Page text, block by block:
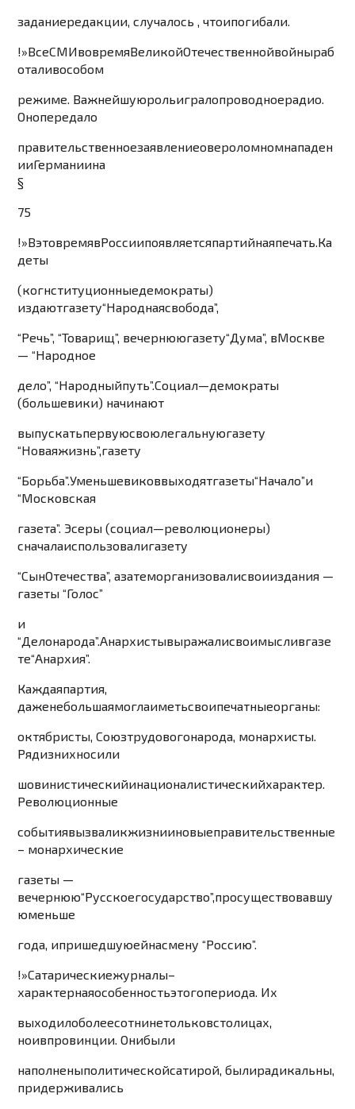
заданиередакции,случалось,чтоипогибали.
!»ВсеСМИвовремяВеликойОтечественнойвойныраб
оталивособом
режиме. Важнейшуюрольигралопроводноерадио.
Онопередало
правительственноезаявлениеовероломномнападен
ииГерманиина
§
75
!»ВэтовремявРоссиипоявляетсяпартийнаяпечать.Ка
деты
(когнституционныедемократы)
издаютгазету“Народнаясвобода”,
“Речь”, “Товарищ”, вечернююгазету“Дума”, вМоскве
—“Народное
дело”, “Народныйпуть”.Социал—демократы
(большевики) начинают
выпускатьпервуюсвоюлегальнуюгазету
“Новаяжизнь”,газету
“Борьба”.Уменьшевиковвыходятгазеты“Начало”и
“Московская
газета”. Эсеры (социал—революционеры)
сначалаиспользовалигазету
“СынОтечества”,азатеморганизовалисвоииздания —
газеты “Голос”
и
“Делонарода”.Анархистывыражалисвоимысливгазе
те“Анархия”.
Каждаяпартия,
даженебольшаямоглаиметьсвоипечатныеорганы:
октябристы,Союзтрудовогонарода, монархисты.
Рядизнихносили
шовинистическийинационалистическийхарактер.
Революционные
событиявызваликжизнииновыеправительственные
– монархические
газеты —
вечернюю“Русскоегосударство”,просуществовавшу
юменьше
года, ипришедшуюейнасмену “Россию”.
!»Сатарическиежурналы–
характернаяособенностьэтогопериода. Их
выходилоболеесотнинетольковстолицах,
ноивпровинции.Онибыли
наполненыполитическойсатирой,былирадикальны,
придерживались